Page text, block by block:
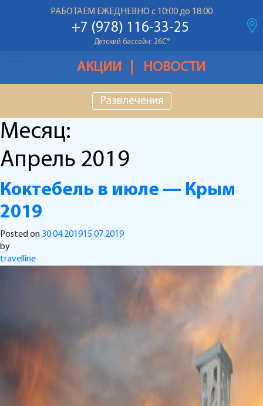
РАБОТАЕМ ЕЖЕДНЕВНО с 10:00 до 18:00
+7 (978) 116-33-25
Основной бассейн: 26С
Детский бассейн: 26С°
Температура воздуха: 28С°
Основной бассейн: 26С°
Детский бассейн: 26С
АКЦИИ НОВОСТИ
Развлечения
Месяц:
Апрель 2019
Коктебель в июле — Крым
2019
Posted on 30.04.201915.07.2019
by
travelline